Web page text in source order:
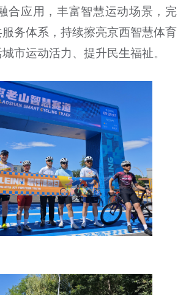
合应用，丰富智慧运动场景，完
务体系，持续擦亮京西智慧体育
市运动活力、提升民生福祉。